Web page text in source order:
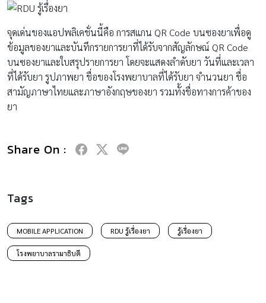
จุดเด่นของแอปพลิเคชั่นนี้คือ การสแกน QR Code บนซองยาเพื่อดู
ข้อมูลของยาและบันทึกรายการยาที่ได้รับจากสัญลักษณ์ QR Code
บนซองยาและใบสรุปรายการยา โดยจะแสดงลำดับยา วันที่และเวลา
ที่ได้รับยา รูปภาพยา ชื่อของโรงพยาบาลที่ได้รับยา จำนวนยา ชื่อ
สามัญภาษาไทยและภาษาอังกฤษของยา รวมทั้งชื่อทางการค้าของ
ยา
Share On :
Tags
MOBILE APPLICATION RDU รู้เรื่องยา รู้เรื่องยา
โรงพยาบาลรามาธิบดี